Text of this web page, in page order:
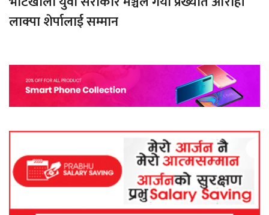
लाक्पा शेर्पालाई सम्मान